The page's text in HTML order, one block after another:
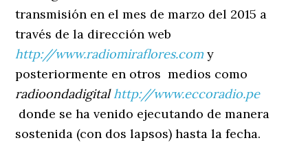
transmisión en el mes de marzo del 2015 a
través de la dirección web
http://www.radiomiraflores.com y
posteriormente en otros medios como
radioondadigitalhttp://www.eccoradio.pe
donde se ha venido ejecutando de manera
sostenida (con dos lapsos) hasta la fecha.